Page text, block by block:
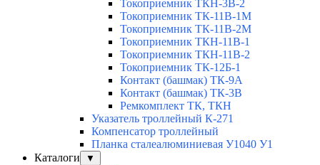
Токоприемник ТКН-3В-2
Токоприемник ТК-11В-1М
Токоприемник ТК-11В-2М
Токоприемник ТКН-11В-1
Токоприемник ТКН-11В-2
Токоприемник ТК-12Б-1
Контакт (башмак) ТК-9А
Контакт (башмак) ТК-3В
Ремкомплект ТК, ТКН
Указатель троллейный К-271
Компенсатор троллейный
Планка сталеалюминиевая У1040 У1
Каталоги
▼